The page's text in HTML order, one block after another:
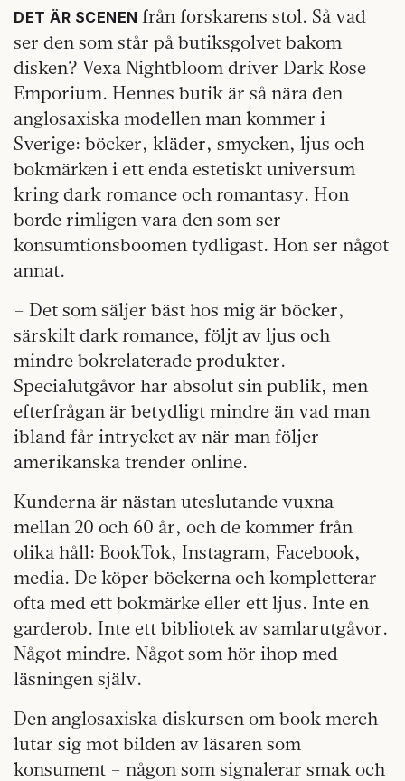
DET ÄR SCENEN från forskarens stol. Så vad
ser den som står på butiksgolvet bakom
disken? Vexa Nightbloom driver Dark Rose
Emporium. Hennes butik är så nära den
anglosaxiska modellen man kommer i
Sverige: böcker, kläder, smycken, ljus och
bokmärken i ett enda estetiskt universum
kring dark romance och romantasy. Hon
borde rimligen vara den som ser
konsumtionsboomen tydligast. Hon ser något
annat.
– Det som säljer bäst hos mig är böcker,
särskilt dark romance, följt av ljus och
mindre bokrelaterade produkter.
Specialutgåvor har absolut sin publik, men
efterfrågan är betydligt mindre än vad man
ibland får intrycket av när man följer
amerikanska trender online.
Kunderna är nästan uteslutande vuxna
mellan 20 och 60 år, och de kommer från
olika håll: BookTok, Instagram, Facebook,
media. De köper böckerna och kompletterar
ofta med ett bokmärke eller ett ljus. Inte en
garderob. Inte ett bibliotek av samlarutgåvor.
Något mindre. Något som hör ihop med
läsningen själv.
Den anglosaxiska diskursen om book merch
lutar sig mot bilden av läsaren som
konsument – någon som signalerar smak och